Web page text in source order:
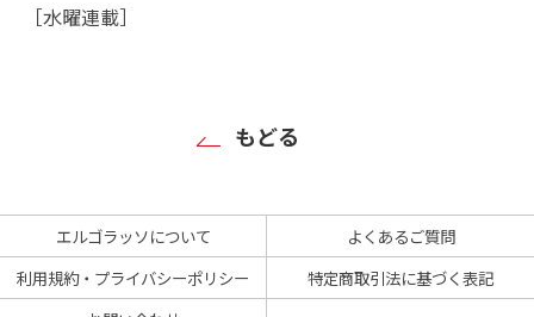
［水曜連載］
もどる
エルゴラッソについて
よくあるご質問
利用規約・プライバシーポリシー
特定商取引法に基づく表記